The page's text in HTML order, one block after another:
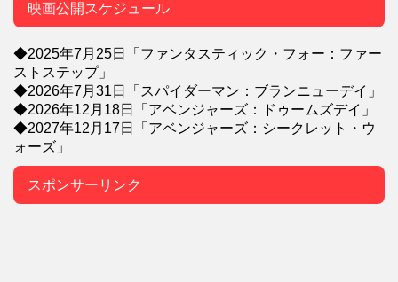
映画公開スケジュール
◆2025年7月25日「ファンタスティック・フォー：ファー
ストステップ」
◆2026年7月31日「スパイダーマン：ブランニューデイ」
◆2026年12月18日「アベンジャーズ：ドゥームズデイ」
◆2027年12月17日「アベンジャーズ：シークレット・ウ
ォーズ」
スポンサーリンク